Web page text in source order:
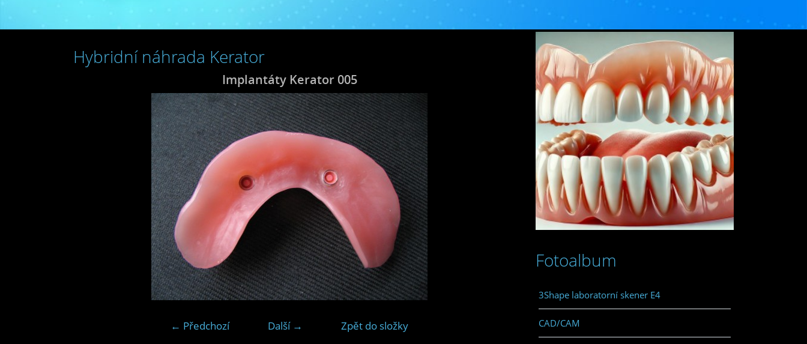
Hybridní náhrada Kerator
Implantáty Kerator 005
← Předchozí Další → Zpět do složky
Fotoalbum
3Shape laboratorní skener E4
CAD/CAM